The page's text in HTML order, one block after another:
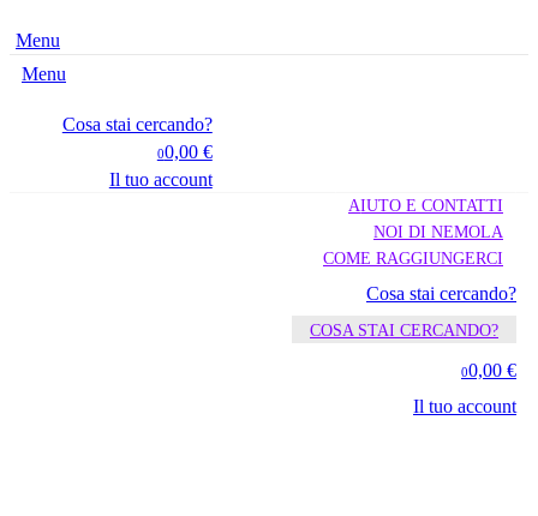
Menu
Menu
Cosa stai cercando?
00,00 €
Il tuo account
AIUTO E CONTATTI
NOI DI NEMOLA
COME RAGGIUNGERCI
Cosa stai cercando?
COSA STAI CERCANDO?
00,00 €
Il tuo account